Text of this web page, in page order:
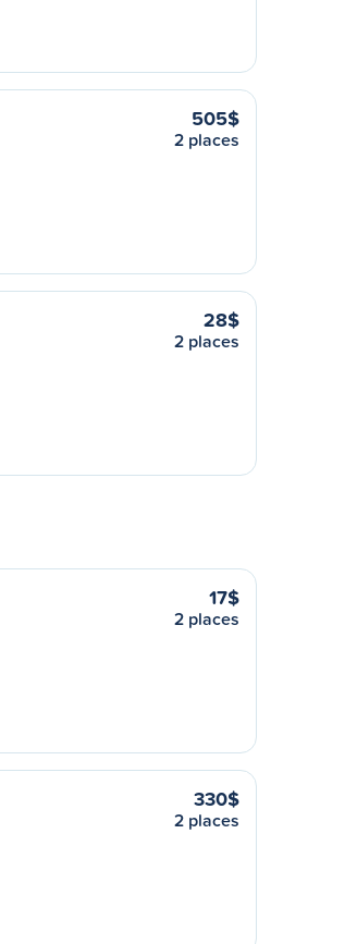
505$
2 places
28$
2 places
17$
2 places
330$
2 places